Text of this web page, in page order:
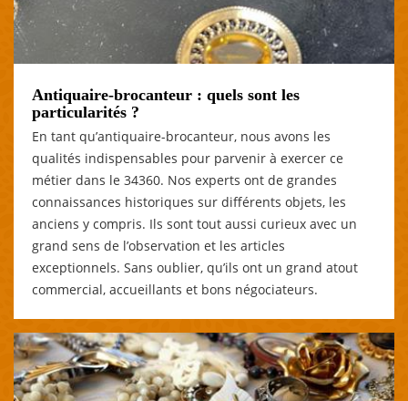
Antiquaire-brocanteur : quels sont les
particularités ?
En tant qu’antiquaire-brocanteur, nous avons les
qualités indispensables pour parvenir à exercer ce
métier dans le 34360. Nos experts ont de grandes
connaissances historiques sur différents objets, les
anciens y compris. Ils sont tout aussi curieux avec un
grand sens de l’observation et les articles
exceptionnels. Sans oublier, qu’ils ont un grand atout
commercial, accueillants et bons négociateurs.